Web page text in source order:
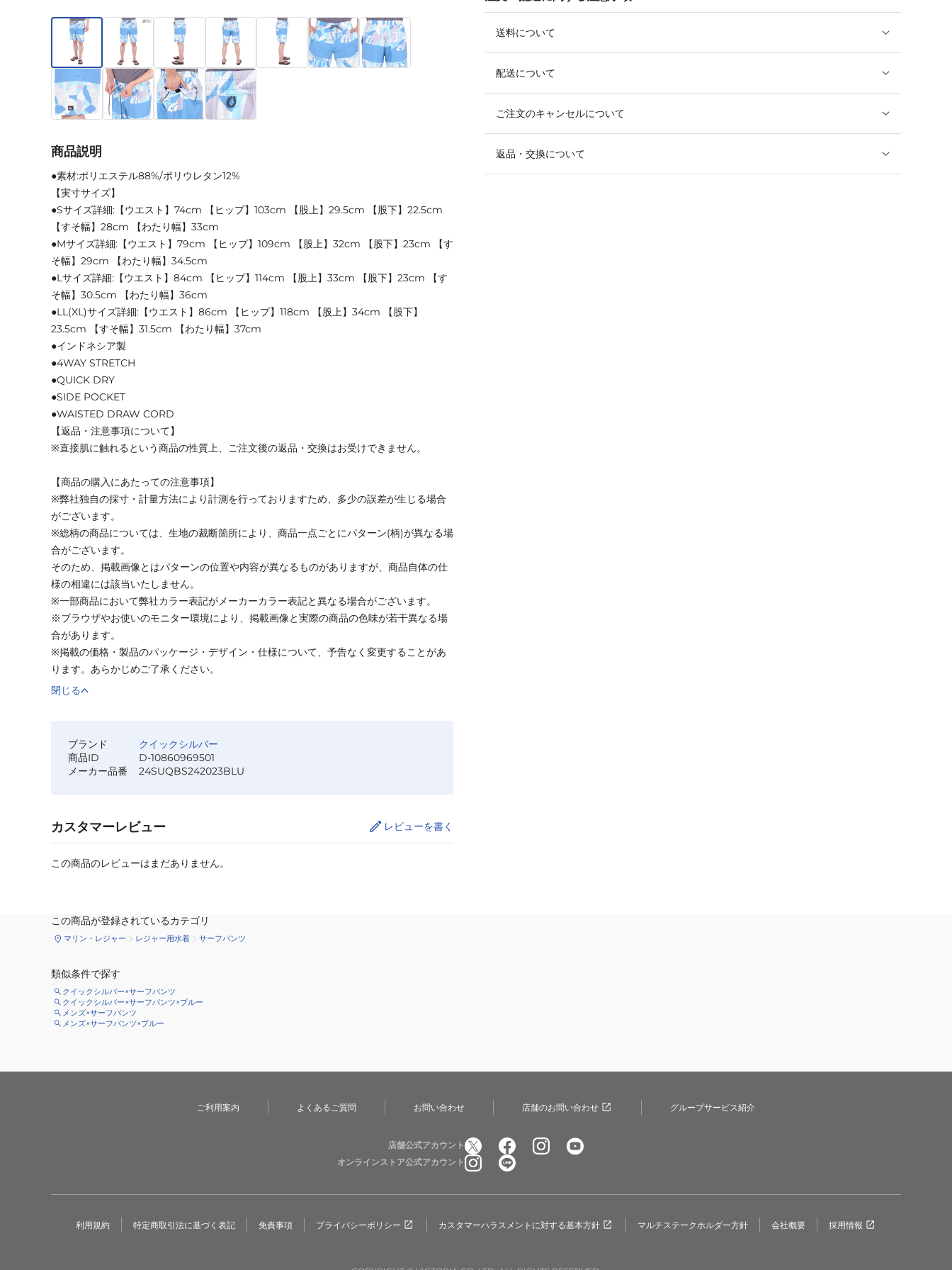
送料について
配送について
ご注文のキャンセルについて
返品・交換について
商品説明
●素材:ポリエステル88%/ポリウレタン12%
【実寸サイズ】
●Sサイズ詳細:【ウエスト】74cm 【ヒップ】103cm 【股上】29.5cm 【股下】22.5cm
【すそ幅】28cm 【わたり幅】33cm
●Mサイズ詳細:【ウエスト】79cm 【ヒップ】109cm 【股上】32cm 【股下】23cm 【す
そ幅】29cm 【わたり幅】34.5cm
●Lサイズ詳細:【ウエスト】84cm 【ヒップ】114cm 【股上】33cm 【股下】23cm 【す
そ幅】30.5cm 【わたり幅】36cm
●LL(XL)サイズ詳細:【ウエスト】86cm 【ヒップ】118cm 【股上】34cm 【股下】
23.5cm 【すそ幅】31.5cm 【わたり幅】37cm
●インドネシア製
●4WAY STRETCH
●QUICK DRY
●SIDE POCKET
●WAISTED DRAW CORD
【返品・注意事項について】
※直接肌に触れるという商品の性質上、ご注文後の返品・交換はお受けできません。
【商品の購入にあたっての注意事項】
※弊社独自の採寸・計量方法により計測を行っておりますため、多少の誤差が生じる場合
がございます。
※総柄の商品については、生地の裁断箇所により、商品一点ごとにパターン(柄)が異なる場
合がございます。
そのため、掲載画像とはパターンの位置や内容が異なるものがありますが、商品自体の仕
様の相違には該当いたしません。
※一部商品において弊社カラー表記がメーカーカラー表記と異なる場合がございます。
※ブラウザやお使いのモニター環境により、掲載画像と実際の商品の色味が若干異なる場
合があります。
※掲載の価格・製品のパッケージ・デザイン・仕様について、予告なく変更することがあ
ります。あらかじめご了承ください。
閉じる
ブランド
クイックシルバー
商品ID
D-10860969501
メーカー品番
24SUQBS242023BLU
カスタマーレビュー レビューを書く
この商品のレビューはまだありません。
この商品が登録されているカテゴリ
マリン・レジャー レジャー用水着 サーフパンツ
類似条件で探す
クイックシルバー×サーフパンツ
クイックシルバー×サーフパンツ×ブルー
メンズ×サーフパンツ
メンズ×サーフパンツ×ブルー
ご利用案内 よくあるご質問 お問い合わせ 店舗のお問い合わせ グループサービス紹介
店舗公式アカウント
オンラインストア公式アカウント
利用規約 特定商取引法に基づく表記 免責事項 プライバシーポリシー カスタマーハラスメントに対する基本方針 マルチステークホルダー方針 会社概要 採用情報